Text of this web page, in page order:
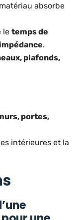
absorbe
le temps de
.
plafonds,
portes,
intérieures et la